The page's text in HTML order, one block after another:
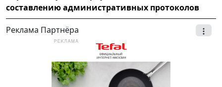
составлению административных протоколов
Реклама Партнёра